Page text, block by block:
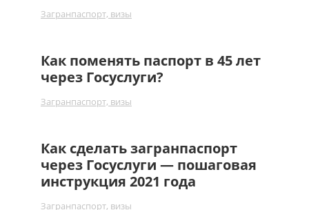
Загранпаспорт, визы
Как поменять паспорт в 45 лет
через Госуслуги?
Загранпаспорт, визы
Как сделать загранпаспорт
через Госуслуги — пошаговая
инструкция 2021 года
Загранпаспорт, визы